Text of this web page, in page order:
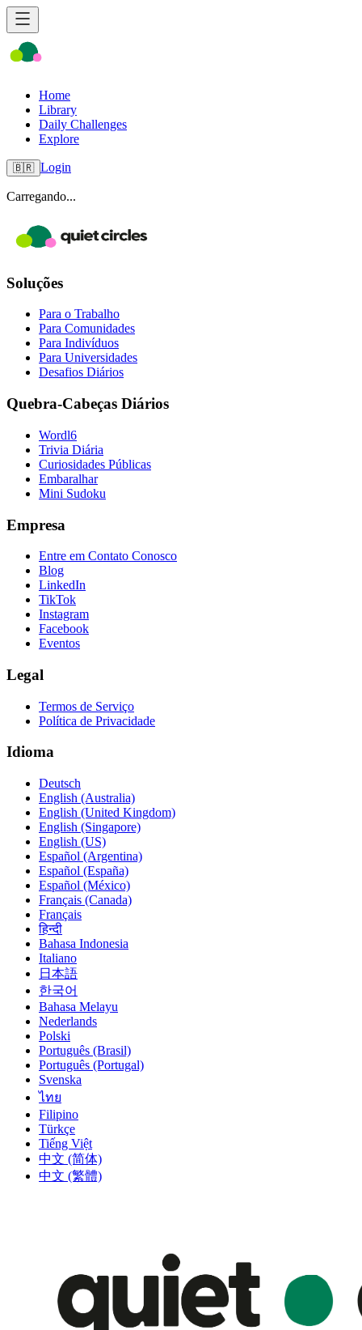
Home
Library
Daily Challenges
Explore
🇧🇷 Login
Carregando...
Soluções
Para o Trabalho
Para Comunidades
Para Indivíduos
Para Universidades
Desafios Diários
Quebra-Cabeças Diários
Wordl6
Trivia Diária
Curiosidades Públicas
Embaralhar
Mini Sudoku
Empresa
Entre em Contato Conosco
Blog
LinkedIn
TikTok
Instagram
Facebook
Eventos
Legal
Termos de Serviço
Política de Privacidade
Idioma
Deutsch
English (Australia)
English (United Kingdom)
English (Singapore)
English (US)
Español (Argentina)
Español (España)
Español (México)
Français (Canada)
Français
हिन्दी
Bahasa Indonesia
Italiano
日本語
한국어
Bahasa Melayu
Nederlands
Polski
Português (Brasil)
Português (Portugal)
Svenska
ไทย
Filipino
Türkçe
Tiếng Việt
中文 (简体)
中文 (繁體)